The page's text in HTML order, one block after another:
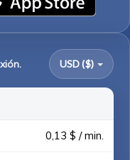
USD ($)
0,13 $ / min.